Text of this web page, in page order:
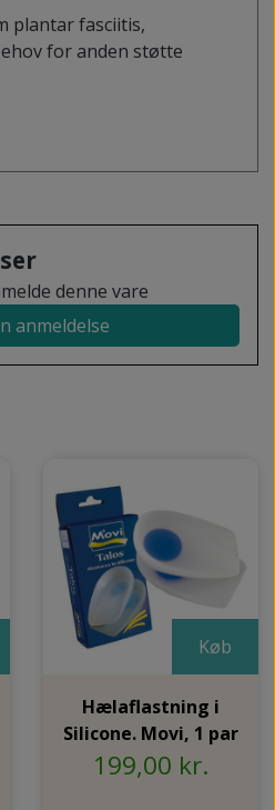
plantar fasciitis,
for anden støtte
denne vare
anmeldelse
Køb
Hælaflastning i
Silicone. Movi, 1 par
199,00 kr.